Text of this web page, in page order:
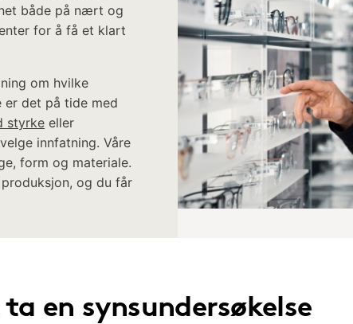
både på nært og
for å få et klart
om hvilke
er det på tide med
styrke eller
innfatning. Våre
form og materiale.
og du får
en synsundersøkelse